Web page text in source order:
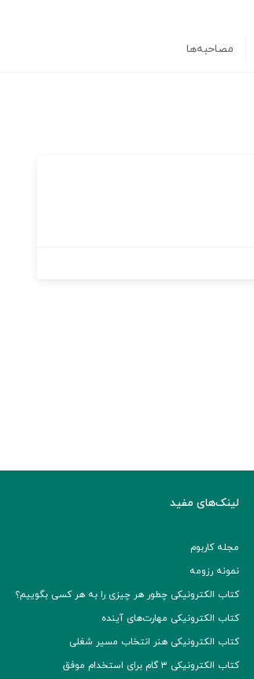
مصاحبه‌ها
لینک‌های مفید
مجله کاربوم
نمونه رزومه
کتاب الکترونیکی چطور هر چیزی را به هر کسی بگوییم؟
کتاب الکترونیکی مهارت‌های آینده
کتاب الکترونیکی هنر انتخاب مسیر شغلی
کتاب الکترونیکی ۳ گام برای استخدام موفق